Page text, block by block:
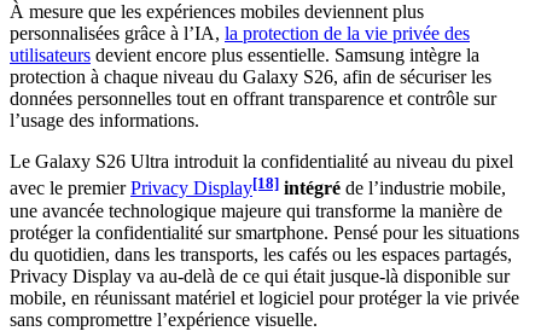
À mesure que les expériences mobiles deviennent plus
personnalisées grâce à l’IA, la protection de la vie privée des
utilisateurs devient encore plus essentielle. Samsung intègre la
protection à chaque niveau du Galaxy S26, afin de sécuriser les
données personnelles tout en offrant transparence et contrôle sur
l’usage des informations.
Le Galaxy S26 Ultra introduit la confidentialité au niveau du pixel
avec le premierPrivacy Display[18] intégré de l’industrie mobile,
une avancée technologique majeure qui transforme la manière de
protéger la confidentialité sur smartphone. Pensé pour les situations
du quotidien, dans les transports, les cafés ou les espaces partagés,
Privacy Display va au-delà de ce qui était jusque-là disponible sur
mobile, en réunissant matériel et logiciel pour protéger la vie privée
sans compromettre l’expérience visuelle.